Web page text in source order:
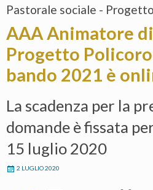
Pastorale sociale -
AAA Animatore
Progetto
bando 2021 è
La scadenza per la
domande è fissata
15 luglio 2020
2 LUGLIO 2020